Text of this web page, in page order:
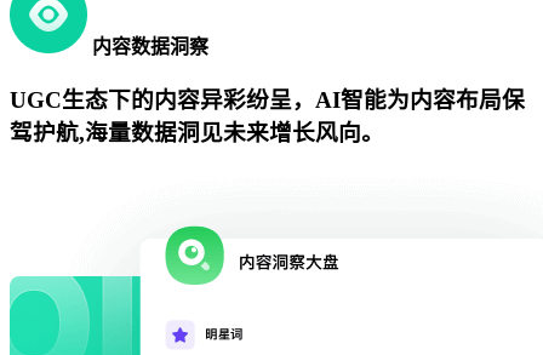
内容数据洞察
UGC生态下的内容异彩纷呈，AI智能为内容布局保
驾护航,海量数据洞见未来增长风向。